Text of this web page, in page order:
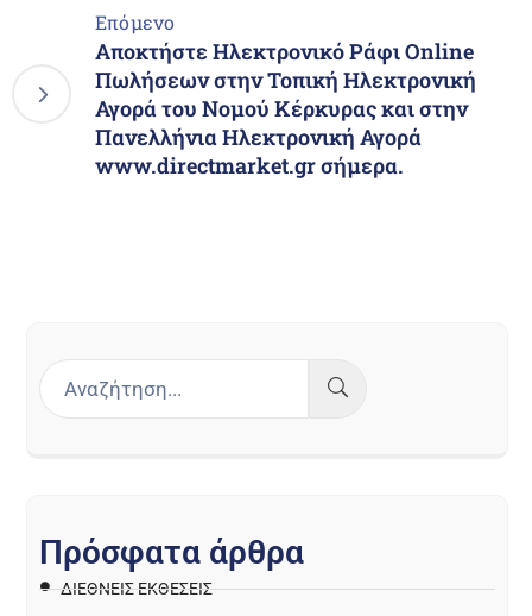
Επόμενο
Αποκτήστε Ηλεκτρονικό Ράφι Online
Πωλήσεων στην Τοπική Ηλεκτρονική
Αγορά του Νομού Κέρκυρας και στην
Πανελλήνια Ηλεκτρονική Αγορά
www.directmarket.gr σήμερα.
Πρόσφατα άρθρα
ΔΙΕΘΝΕΙΣ ΕΚΘΕΣΕΙΣ